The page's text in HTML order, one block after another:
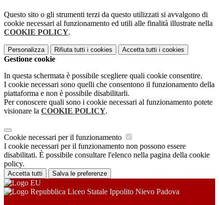
Questo sito o gli strumenti terzi da questo utilizzati si avvalgono di
cookie necessari al funzionamento ed utili alle finalità illustrate nella
COOKIE POLICY.
Personalizza Rifiuta tutti i cookies Accetta tutti i cookies
Gestione cookie
In questa schermata è possibile scegliere quali cookie consentire.
I cookie necessari sono quelli che consentono il funzionamento della
piattaforma e non è possibile disabilitarli.
Per conoscere quali sono i cookie necessari al funzionamento potete
visionare la COOKIE POLICY.
Cookie necessari per il funzionamento
I cookie necessari per il funzionamento non possono essere
disabilitati. È possibile consultare l'elenco nella pagina della cookie
policy.
Accetta tutti Salva le preferenze
Liceo Statale Ippolito Nievo Padova